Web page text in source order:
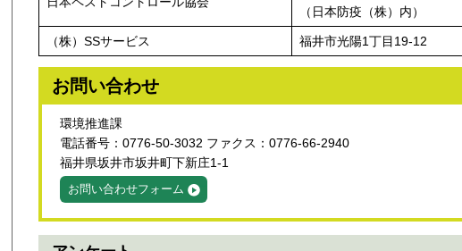
（日本防疫（株）内）
（株）SSサービス 福井市光陽1丁目19-12
お問い合わせ
環境推進課
電話番号：0776-50-3032 ファクス：0776-66-2940
福井県坂井市坂井町下新庄1-1
お問い合わせフォーム